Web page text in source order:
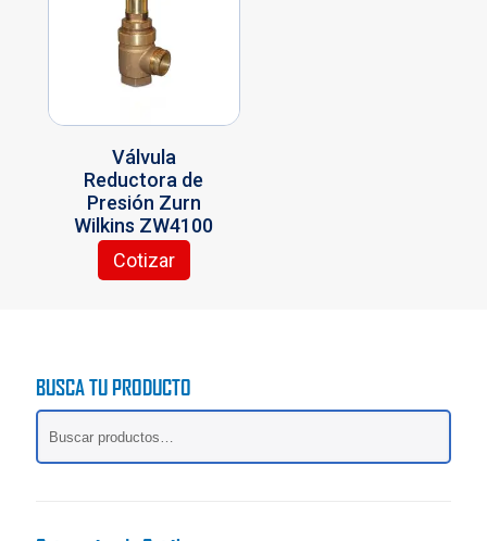
Válvula
Reductora de
Presión Zurn
Wilkins ZW4100
Cotizar
BUSCA TU PRODUCTO